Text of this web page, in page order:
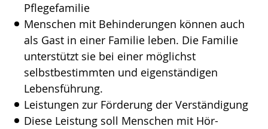
Pflegefamilie
Menschen mit Behinderungen können auch
als Gast in einer Familie leben. Die Familie
unterstützt sie bei einer möglichst
selbstbestimmten und eigenständigen
Lebensführung.
Leistungen zur Förderung der Verständigung
Diese Leistung soll Menschen mit Hör-